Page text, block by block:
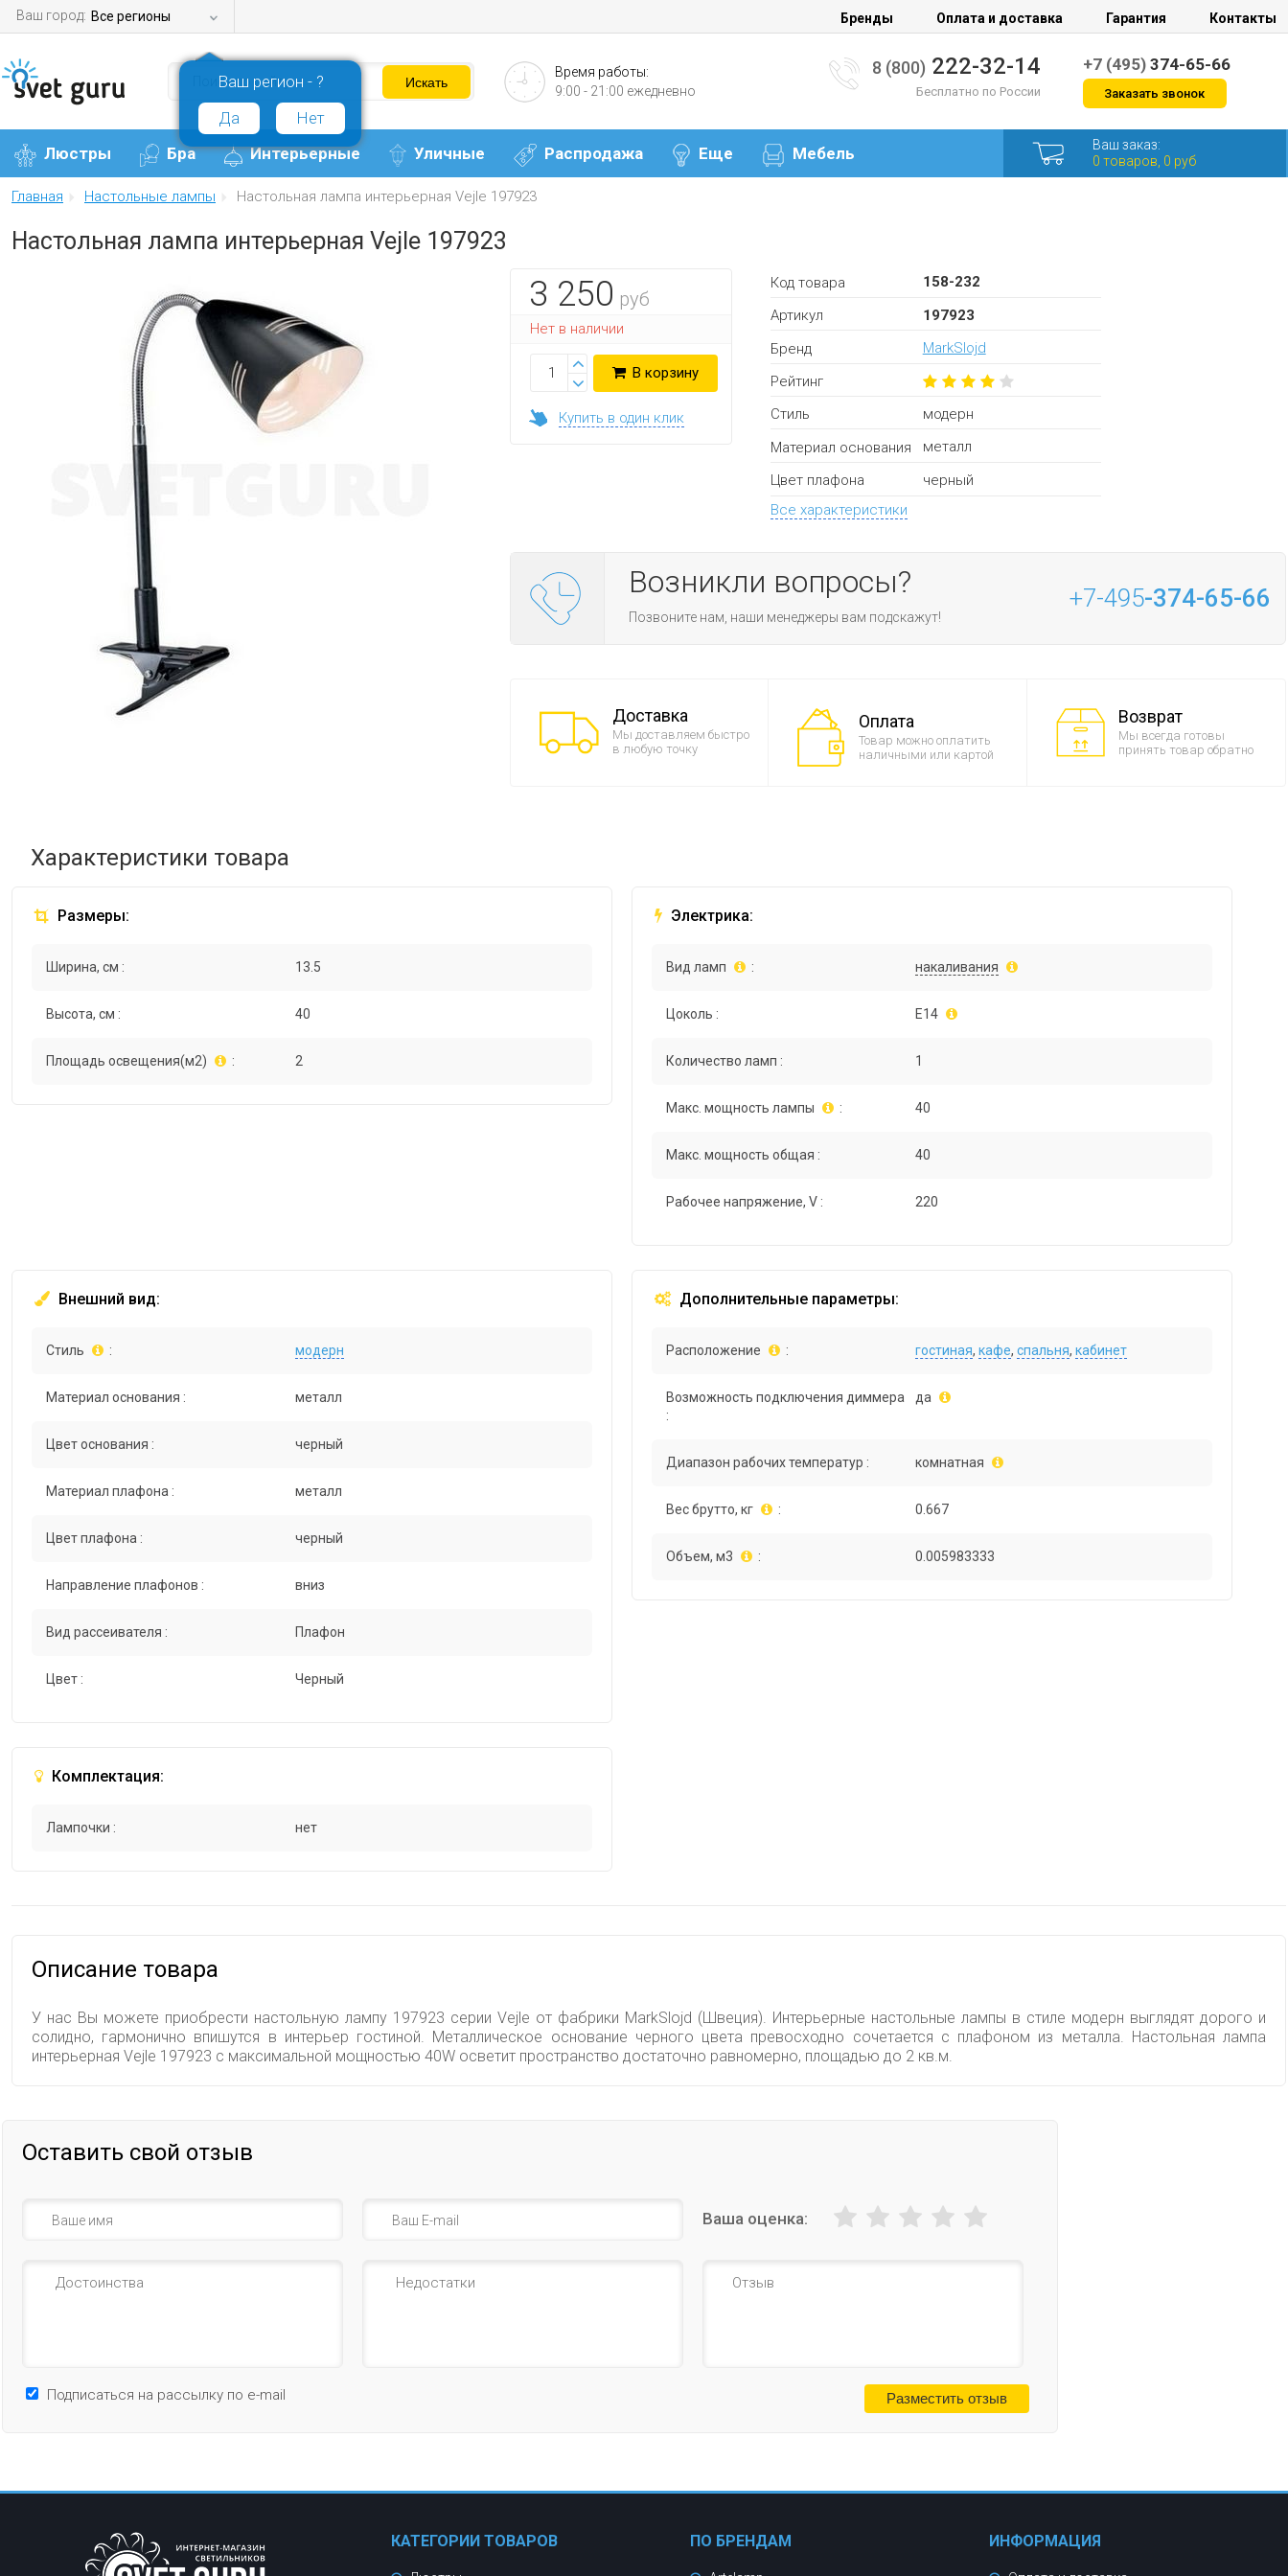
Ваш город: Все регионы
Ваш регион - ?
Да
Нет
Бренды Оплата и доставка Гарантия Контакты
Время работы:
9:00 - 21:00 ежедневно
8 (800) 222-32-14
Бесплатно по России
+7 (495)374-65-66
Заказать звонок
Люстры Бра Интерьерные Уличные Распродажа Еще Мебель
Ваш заказ:
0 товаров, 0 руб
Главная Настольные лампы Настольная лампа интерьерная Vejle 197923
Настольная лампа интерьерная Vejle 197923
3 250 руб
Нет в наличии
В корзину
Купить в один клик
Код товара
158-232
Артикул
197923
Бренд
MarkSlojd
Рейтинг
Стиль
модерн
Материал основания
металл
Цвет плафона
черный
Все характеристики
Возникли вопросы?
Позвоните нам, наши менеджеры вам подскажут!
+7-495-374-65-66
Доставка
Мы доставляем быстро
в любую точку
Оплата
Товар можно оплатить
наличными или картой
Возврат
Мы всегда готовы
принять товар обратно
Характеристики товара
Размеры:
Ширина, см : 13.5
Высота, см : 40
Площадь освещения(м2) : 2
Электрика:
Вид ламп : накаливания
Цоколь : E14
Количество ламп : 1
Макс. мощность лампы : 40
Макс. мощность общая : 40
Рабочее напряжение, V : 220
Внешний вид:
Стиль : модерн
Материал основания : металл
Цвет основания : черный
Материал плафона : металл
Цвет плафона : черный
Направление плафонов : вниз
Вид рассеивателя : Плафон
Цвет : Черный
Дополнительные параметры:
Расположение : гостиная,кафе,спальня,кабинет
Возможность подключения диммера
:
да
Диапазон рабочих температур : комнатная
Вес брутто, кг : 0.667
Объем, м3 : 0.005983333
Комплектация:
Лампочки : нет
Описание товара
У нас Вы можете приобрести настольную лампу 197923 серии Vejle от фабрики MarkSlojd (Швеция). Интерьерные настольные лампы в стиле модерн выглядят дорого и
солидно, гармонично впишутся в интерьер гостиной. Металлическое основание черного цвета превосходно сочетается с плафоном из металла. Настольная лампа
интерьерная Vejle 197923 с максимальной мощностью 40W осветит пространство достаточно равномерно, площадью до 2 кв.м.
Оставить свой отзыв
Ваша оценка:
Подписаться на рассылку по e-mail
КАТЕГОРИИ ТОВАРОВ ПО БРЕНДАМ ИНФОРМАЦИЯ